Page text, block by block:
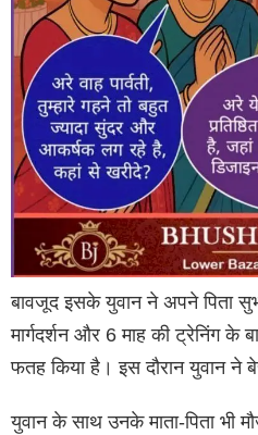
बावजूद इसके युवान ने अपने पिता
मार्गदर्शन और 6 माह की ट्रेनिंग
फतह किया है। इस दौरान युवान ने
युवान के साथ उनके माता-पिता भी